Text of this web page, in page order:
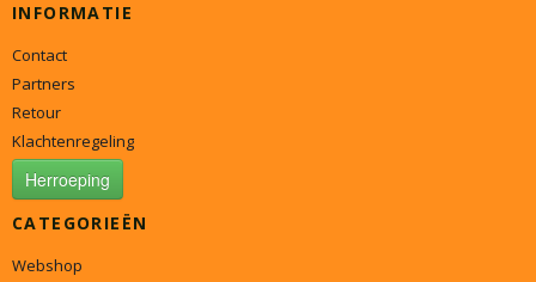
INFORMATIE
Contact
Partners
Retour
Klachtenregeling
Herroeping
CATEGORIEËN
Webshop